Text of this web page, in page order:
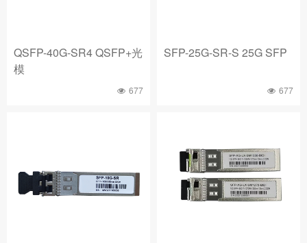
QSFP-40G-SR4 QSFP+光
模
677
SFP-25G-SR-S 25G SFP
677